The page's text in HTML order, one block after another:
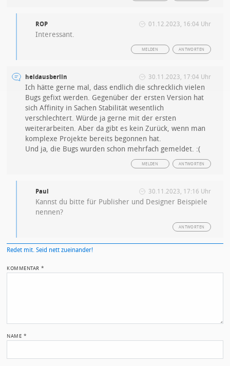
ROP 01.12.2023, 16:04 Uhr
Interessant.
ANTWORTEN
MELDEN
heldausberlin 30.11.2023, 17:04 Uhr
Ich hätte gerne mal, dass endlich die schrecklich vielen
Bugs gefixt werden. Gegenüber der ersten Version hat
sich Affinity in Sachen Stabilität wesentlich
verschlechtert. Würde ja gerne mit der ersten
weiterarbeiten. Aber da gibt es kein Zurück, wenn man
komplexe Projekte bereits begonnen hat.
Und ja, die Bugs wurden schon mehrfach gemeldet. :(
ANTWORTEN
MELDEN
Paul 30.11.2023, 17:16 Uhr
Kannst du bitte für Publisher und Designer Beispiele
nennen?
ANTWORTEN
Redet mit. Seid nett zueinander!
KOMMENTAR*
NAME *